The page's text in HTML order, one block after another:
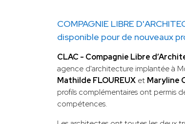
COMPAGNIE LIBRE
disponible pour de nouveaux
CLAC - Compagnie Libre
agence d'architecture implantée à
Mathilde FLOUREUX et Maryline
profils complémentaires ont permis
compétences.